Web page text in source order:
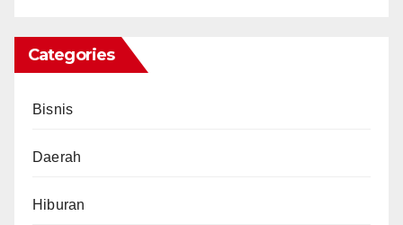
Categories
Bisnis
Daerah
Hiburan